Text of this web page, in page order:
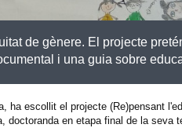
de gènere. El projecte
i una guia sobre
ha escollit el projecte (Re)pensant
en etapa final de la seva